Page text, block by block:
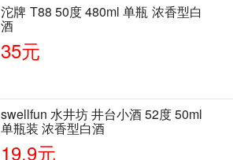
沱牌 T88 50度 480ml 单瓶 浓香型白
酒
35元
swellfun 水井坊 井台小酒 52度 50ml
单瓶装 浓香型白酒
19.9元